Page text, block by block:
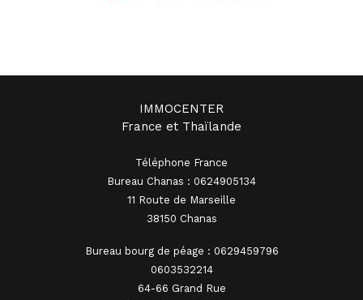
IMMOCENTER
France et Thaïlande
Téléphone France
Bureau Chanas : 0624905134
11 Route de Marseille
38150 Chanas
Bureau bourg de péage : 0629459796
0603532214
64-66 Grand Rue